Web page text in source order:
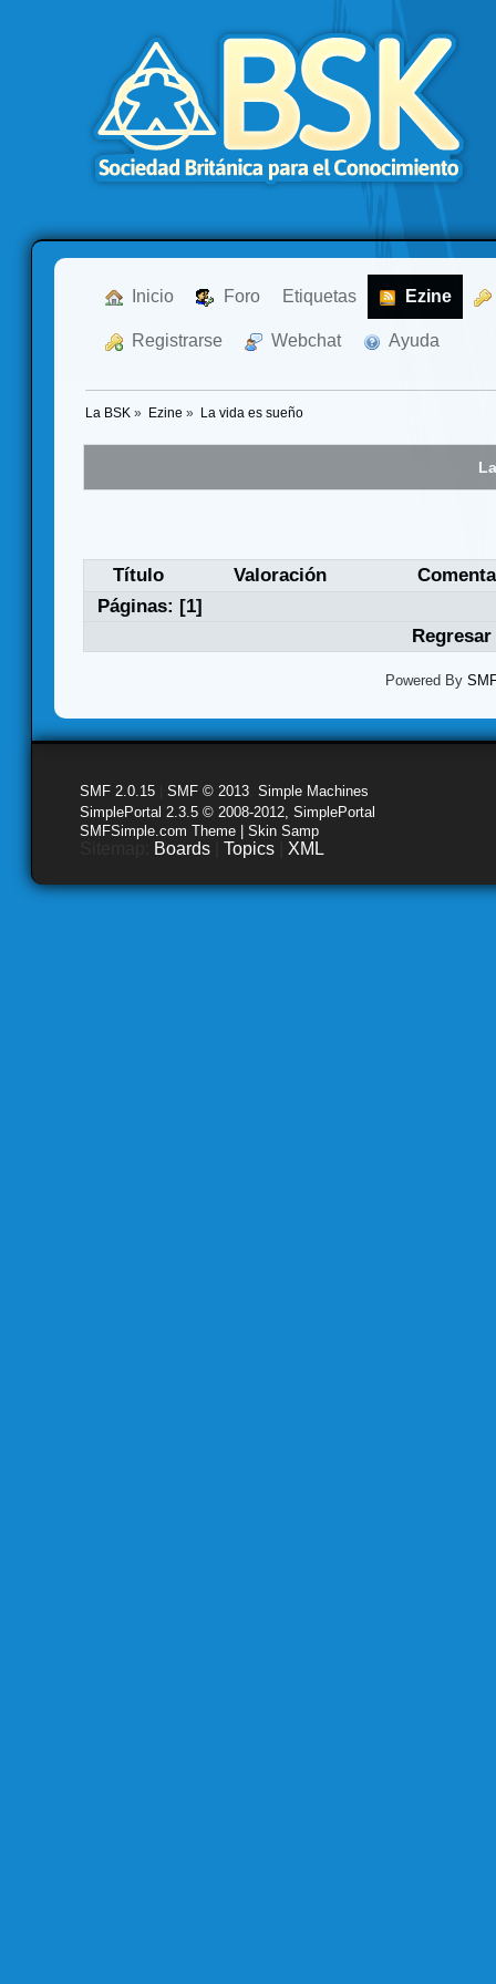
Inicio Foro Etiquetas Ezine
Registrarse Webchat Ayuda
La BSK » Ezine » La vida es sueño
Título Valoración
Páginas: [1]
Powered By
SMF 2.0.15 SMF © 2013 Simple Machines
SimplePortal 2.3.5 © 2008-2012, SimplePortal
SMFSimple.com Theme | Skin Samp
Boards Topics XML